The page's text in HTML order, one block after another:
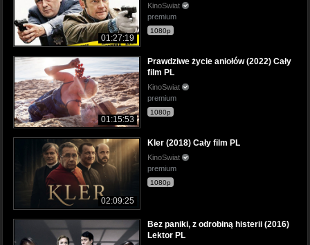
01:27:19
KinoSwiat
premium
1080p
01:15:53
Prawdziwe życie aniołów (2022) Cały
film PL
KinoSwiat
premium
1080p
02:09:25
Kler (2018) Cały film PL
KinoSwiat
premium
1080p
Bez paniki, z odrobiną histerii (2016)
Lektor PL